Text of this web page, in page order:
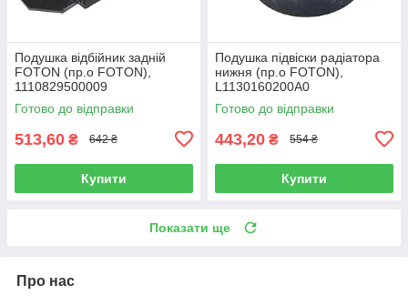
Подушка відбійник задній
FOTON (пр.о FOTON),
1110829500009
Готово до відправки
513,60 ₴ 642 ₴
Купити
Подушка підвіски радіатора
нижня (пр.о FOTON),
L1130160200A0
Готово до відправки
443,20 ₴ 554 ₴
Купити
Показати ще
Про нас